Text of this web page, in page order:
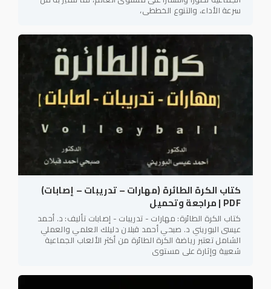
سرعة الأداء، والتنوع الخططي،
كتاب الكرة الطائرة (مهارات – تدريبات – إصابات)
PDF | مراجعة وتحميل
كتاب الكرة الطائرة: مهارات - تدريبات - إصابات تأليف: د. أحمد
عيسى البوريني د. صبحي أحمد قبلان دليلك العلمي والعملي
الشامل تعتبر رياضة الكرة الطائرة من أكثر الألعاب الجماعية
شعبية وإثارة على مستوى